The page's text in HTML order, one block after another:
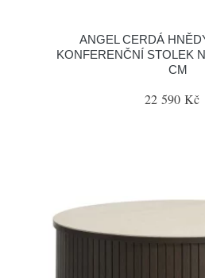
ANGEL CERDÁ
KONFERENČNÍ STOLEK
CM
22 590 Kč